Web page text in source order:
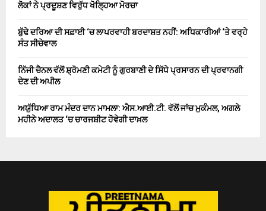
ਲੋਕਾਂ ਨੇ ਪ੍ਰਦੂਸ਼ਣ ਵਿਰੁੱਧ ਖੋਲ੍ਹਿਆ ਮੋਰਚਾ
ਬੁੱਢੇ ਦਰਿਆ ਦੀ ਸਫ਼ਾਈ ‘ਚ ਲਾਪਰਵਾਹੀ ਬਰਦਾਸ਼ਤ ਨਹੀਂ: ਅਧਿਕਾਰੀਆਂ ‘ਤੇ ਵਰ੍ਹੇ
ਸੰਤ ਸੀਚੇਵਾਲ
ਨਿੱਜੀ ਚੈਨਲ ਵੱਲੋਂ ਸ਼੍ਰੋਮਣੀ ਕਮੇਟੀ ਨੂੰ ਗੁਰਬਾਣੀ ਦੇ ਸਿੱਧੇ ਪ੍ਰਸਾਰਨ ਦੀ ਪ੍ਰਵਾਨਗੀ
ਦੇਣ ਦੀ ਅਪੀਲ
ਅਯੁੱਧਿਆ ਰਾਮ ਮੰਦਰ ਦਾਨ ਮਾਮਲਾ: ਐਸ.ਆਈ.ਟੀ. ਵੱਲੋਂ ਜਾਂਚ ਮੁਕੰਮਲ, ਅਗਲੇ
ਮਹੀਨੇ ਅਦਾਲਤ ‘ਚ ਚਾਰਜਸ਼ੀਟ ਹੋਵੇਗੀ ਦਾਖ਼ਲ